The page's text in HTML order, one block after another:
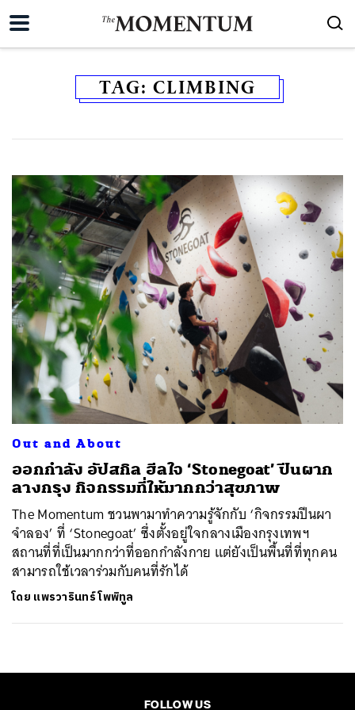
TAG: CLIMBING
Out and About
ออกกำลัง อัปสกิล ฮีลใจ ‘Stonegoat’ ปีนผาก
ลางกรุง กิจกรรมที่ให้มากกว่าสุขภาพ
The Momentum ชวนพามาทำความรู้จักกับ ‘กิจกรรมปีนผา
จำลอง’ ที่ ‘Stonegoat’ ซึ่งตั้งอยู่ใจกลางเมืองกรุงเทพฯ
สถานที่ที่เป็นมากกว่าที่ออกกำลังกาย แต่ยังเป็นพื้นที่ที่ทุกคน
สามารถใช้เวลาร่วมกับคนที่รักได้
โดย แพรวารินทร์ โพพิทูล
FOLLOW US
ค้นหา
SHARE TWEET LINE EMAIL